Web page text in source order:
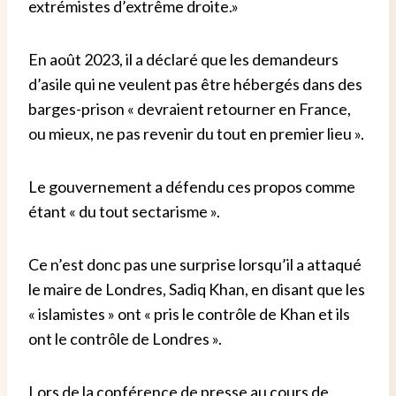
extrémistes d’extrême droite.»
En août 2023, il a déclaré que les demandeurs
d’asile qui ne veulent pas être hébergés dans des
barges-prison « devraient retourner en France,
ou mieux, ne pas revenir du tout en premier lieu ».
Le gouvernement a défendu ces propos comme
étant « du tout sectarisme ».
Ce n’est donc pas une surprise lorsqu’il a attaqué
le maire de Londres, Sadiq Khan, en disant que les
« islamistes » ont « pris le contrôle de Khan et ils
ont le contrôle de Londres ».
Lors de la conférence de presse au cours de